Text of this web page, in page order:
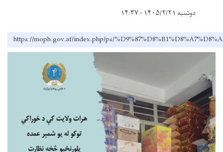
دوشنبه ۱۴۰۵/۲/۲۱ - ۱۴:۳۷
https://moph.gov.af/index.php/ps/